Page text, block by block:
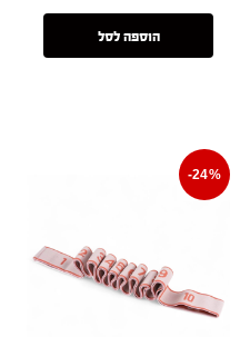
הוספה לסל
-24%